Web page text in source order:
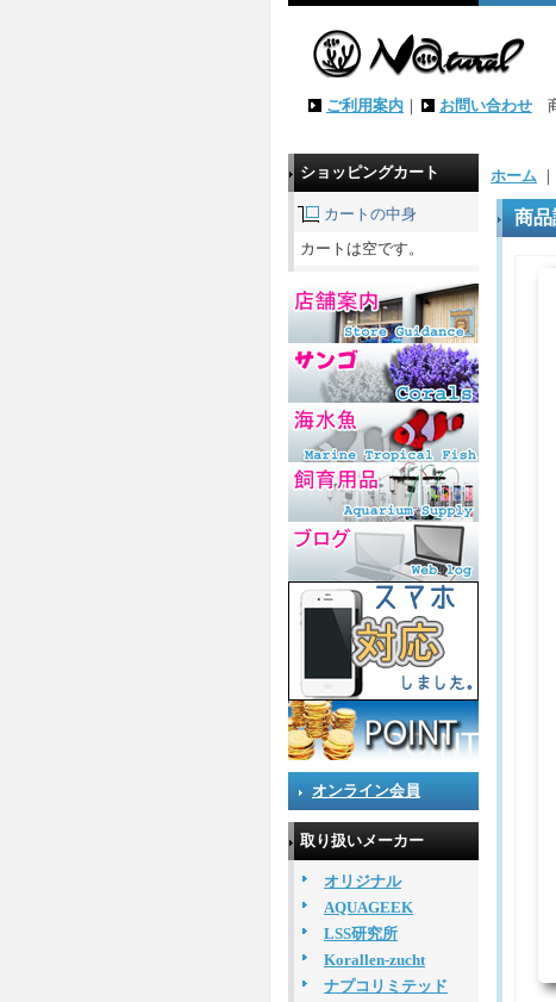
ご利用案内 ｜ お問い合わせ
ショッピングカート
カートの中身
カートは空です。
オンライン会員
取り扱いメーカー
オリジナル
AQUAGEEK
LSS研究所
Korallen-zucht
ナプコリミテッド
ホーム
商品